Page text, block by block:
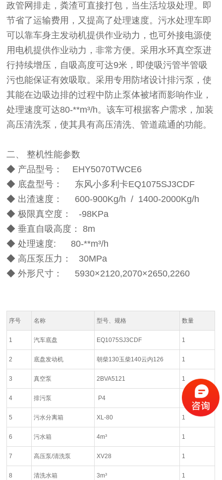
政管网排走，粪渣可直接打包，当生活垃圾处理。即
节省了运输费用，又提高了处理速度。污水处理车即
可以靠车身主发动机提供作业动力，也可外接电源使
用电机提供作业动力，非常方便。采用水环真空泵进
行持续增压，自吸高度可达9米，即使吸污管半管吸
污也能保证有效吸取。采用专用防堵设计排污泵，使
其能在边吸边排的过程中防止泵体被堵而影响作业，
处理速度可达80-**m³/h。该车可根据客户需求，加装
高压清洗泵，使其具有高压清洗、管道疏通的功能。
二、 整机性能参数
◆ 产品型号： EHY5070TWCE6
◆ 底盘型号： 东风小多利卡EQ1075SJ3CDF
◆ 出渣速度： 600-900Kg/h / 1400-2000Kg/h
◆ 极限真空度： -98KPa
◆ 垂直自吸高度： 8m
◆ 处理速度: 80-**m³/h
◆ 高压泵压力： 30MPa
◆ 外形尺寸： 5930×2120,2070×2650,2260
序号 名称 型号、规格 数量
1 汽车底盘 EQ1075SJ3CDF 1
2 底盘发动机 朝柴130玉柴140云内126 1
3 真空泵 2BVA5121 1
4 排污泵 P4 1
5 污水分离箱 XL-80 1
6 污水箱 4m³ 1
7 高压泵/清洗泵 XV28 1
8 清洗水箱 3m³ 1